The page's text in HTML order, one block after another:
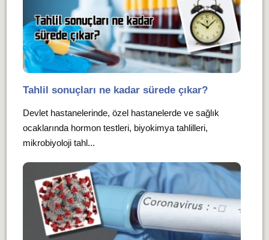
Tahlil sonuçları ne kadar sürede çıkar?
Devlet hastanelerinde, özel hastanelerde ve sağlık
ocaklarında hormon testleri, biyokimya tahlilleri,
mikrobiyoloji tahl...